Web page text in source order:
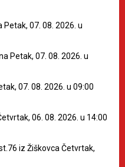
Petak, 07. 08. 2026. u
Petak, 07. 08. 2026. u
07. 08. 2026. u 09:00
06. 08. 2026. u 14:00
iz Žiškovca Četvrtak,